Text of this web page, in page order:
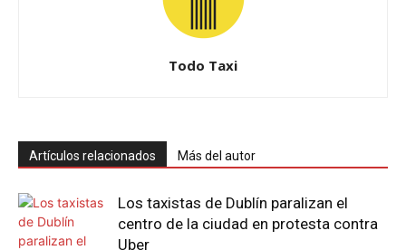
Todo Taxi
Artículos relacionados Más del autor
Los taxistas de Dublín paralizan el
centro de la ciudad en protesta contra
Uber